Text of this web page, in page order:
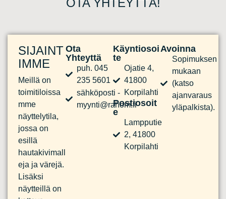
OTA YHTEYTTÄ!
SIJAINT
IMME
Meillä on
toimitiloissa
mme
näyttelytila,
jossa on
esillä
hautakivimall
eja ja värejä.
Lisäksi
näytteillä on
Ota
Yhteyttä
puh. 045
235 5601
sähköposti -
myynti@rahom.fi
Käyntiosoi
Te
Ojatie 4,
41800
Korpilahti
Postiosoit
E
Lampputie
2, 41800
Korpilahti
Avoinna
Sopimuksen
mukaan
(katso
ajanvaraus
yläpalkista).